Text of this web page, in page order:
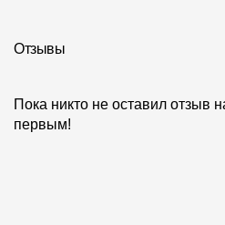
Отзывы
Пока никто не оставил отзыв
первым!